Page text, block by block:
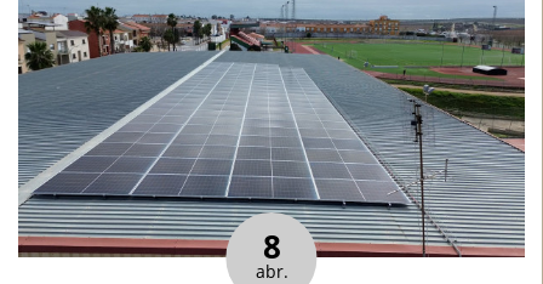
8
abr.